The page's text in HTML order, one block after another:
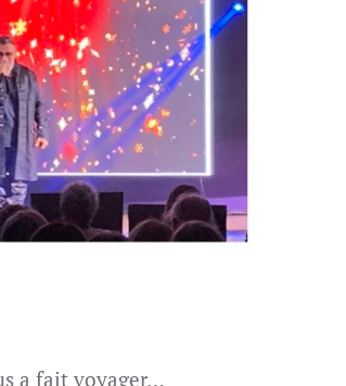
a fait voyager…